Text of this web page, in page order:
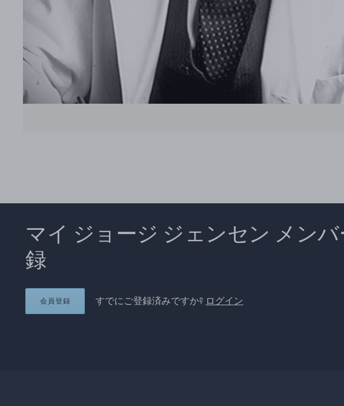
マイ ジョージ ジェンセン メンバ
録
会員登録 すでにご登録済みですか? ログイン